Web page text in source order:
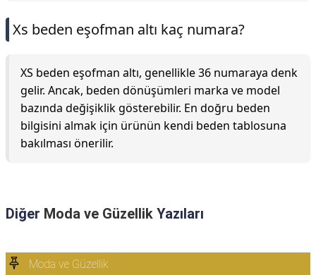
Xs beden eşofman altı kaç numara?
XS beden eşofman altı, genellikle 36 numaraya denk
gelir. Ancak, beden dönüşümleri marka ve model
bazında değişiklik gösterebilir. En doğru beden
bilgisini almak için ürünün kendi beden tablosuna
bakılması önerilir.
Diğer Moda ve Güzellik Yazıları
Moda ve Güzellik